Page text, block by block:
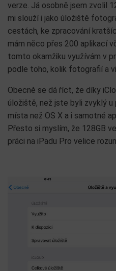
verze. Já osobně jsem zvolil
mi slouží i jako úložiště
cestách, ke zpracování
mám něco přes 200 aplikací
tomto okamžiku využívám v
podle toho, kolik fotografií a
Obecně se dá říct, že díky
úložiště, než jste byli zvyklý u
místa než OS X a i samotné
Přesto si myslím, že 128GB
práci na iPadu Pro velice